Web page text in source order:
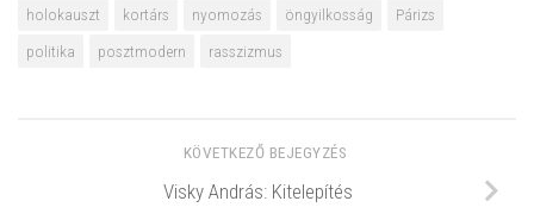
holokauszt
kortárs nyomozás öngyilkosság
Párizs
politika
posztmodern rasszizmus
KÖVETKEZŐ BEJEGYZÉS
Visky András: Kitelepítés